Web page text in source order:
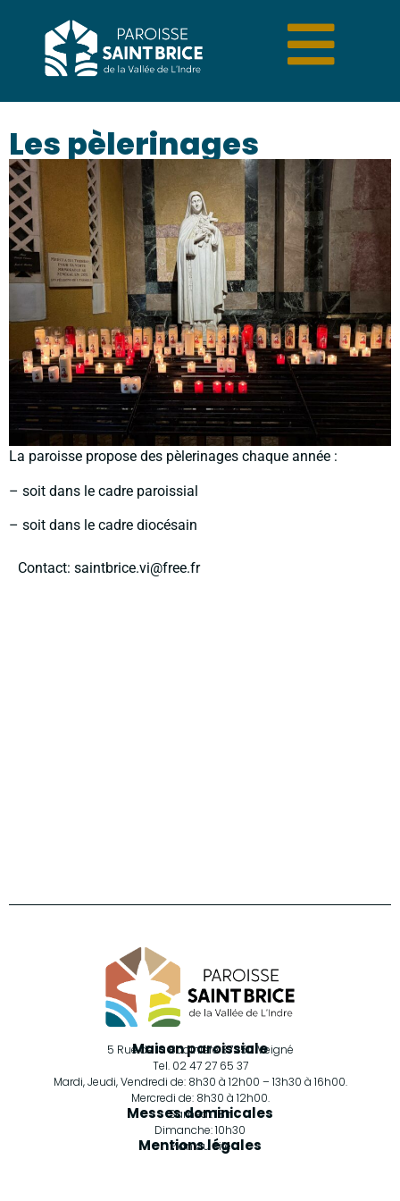
Les pèlerinages
La paroisse propose des pèlerinages chaque année :
– soit dans le cadre paroissial
– soit dans le cadre diocésain
Contact: saintbrice.vi@free.fr
Maison paroissiale
5 Rue de la Bodinière 37250 Veigné
Tel. 02 47 27 65 37
Mardi, Jeudi, Vendredi de: 8h30 à 12h00 – 13h30 à 16h00.
Mercredi de: 8h30 à 12h00.
Messes dominicales
Samedi: 18h
Dimanche: 10h30
Mentions légales
Plan du site